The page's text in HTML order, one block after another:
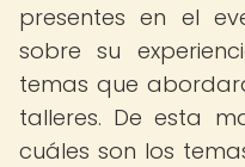
presentes en el
sobre su
temas que
talleres. De esta
cuáles son los